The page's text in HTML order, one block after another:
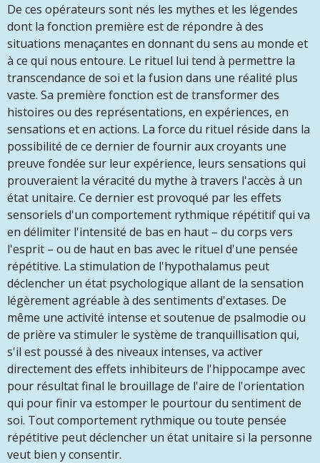
De ces opérateurs sont nés les mythes et les légendes
dont la fonction première est de répondre à des
situations menaçantes en donnant du sens au monde et
à ce qui nous entoure. Le rituel lui tend à permettre la
transcendance de soi et la fusion dans une réalité plus
vaste. Sa première fonction est de transformer des
histoires ou des représentations, en expériences, en
sensations et en actions. La force du rituel réside dans la
possibilité de ce dernier de fournir aux croyants une
preuve fondée sur leur expérience, leurs sensations qui
prouveraient la véracité du mythe à travers l'accès à un
état unitaire. Ce dernier est provoqué par les effets
sensoriels d'un comportement rythmique répétitif qui va
en délimiter l'intensité de bas en haut – du corps vers
l'esprit – ou de haut en bas avec le rituel d'une pensée
répétitive. La stimulation de l'hypothalamus peut
déclencher un état psychologique allant de la sensation
légèrement agréable à des sentiments d'extases. De
même une activité intense et soutenue de psalmodie ou
de prière va stimuler le système de tranquillisation qui,
s'il est poussé à des niveaux intenses, va activer
directement des effets inhibiteurs de l'hippocampe avec
pour résultat final le brouillage de l'aire de l'orientation
qui pour finir va estomper le pourtour du sentiment de
soi. Tout comportement rythmique ou toute pensée
répétitive peut déclencher un état unitaire si la personne
veut bien y consentir.